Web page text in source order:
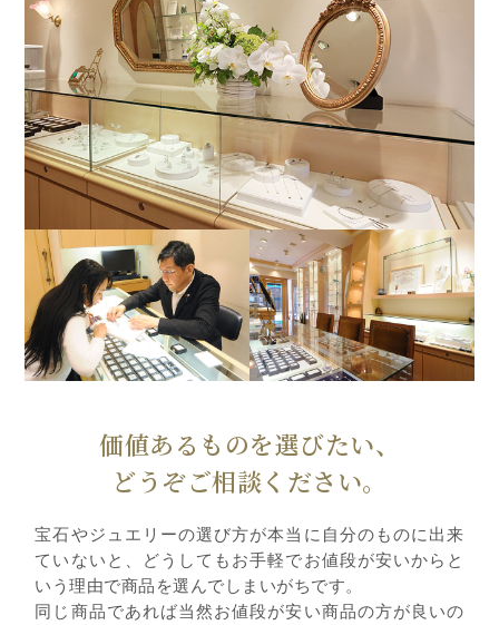
価値あるものを選びたい、
どうぞご相談ください。
宝石やジュエリーの選び方が本当に自分のものに出来
ていないと、どうしてもお手軽でお値段が安いからと
いう理由で商品を選んでしまいがちです。
同じ商品であれば当然お値段が安い商品の方が良いの